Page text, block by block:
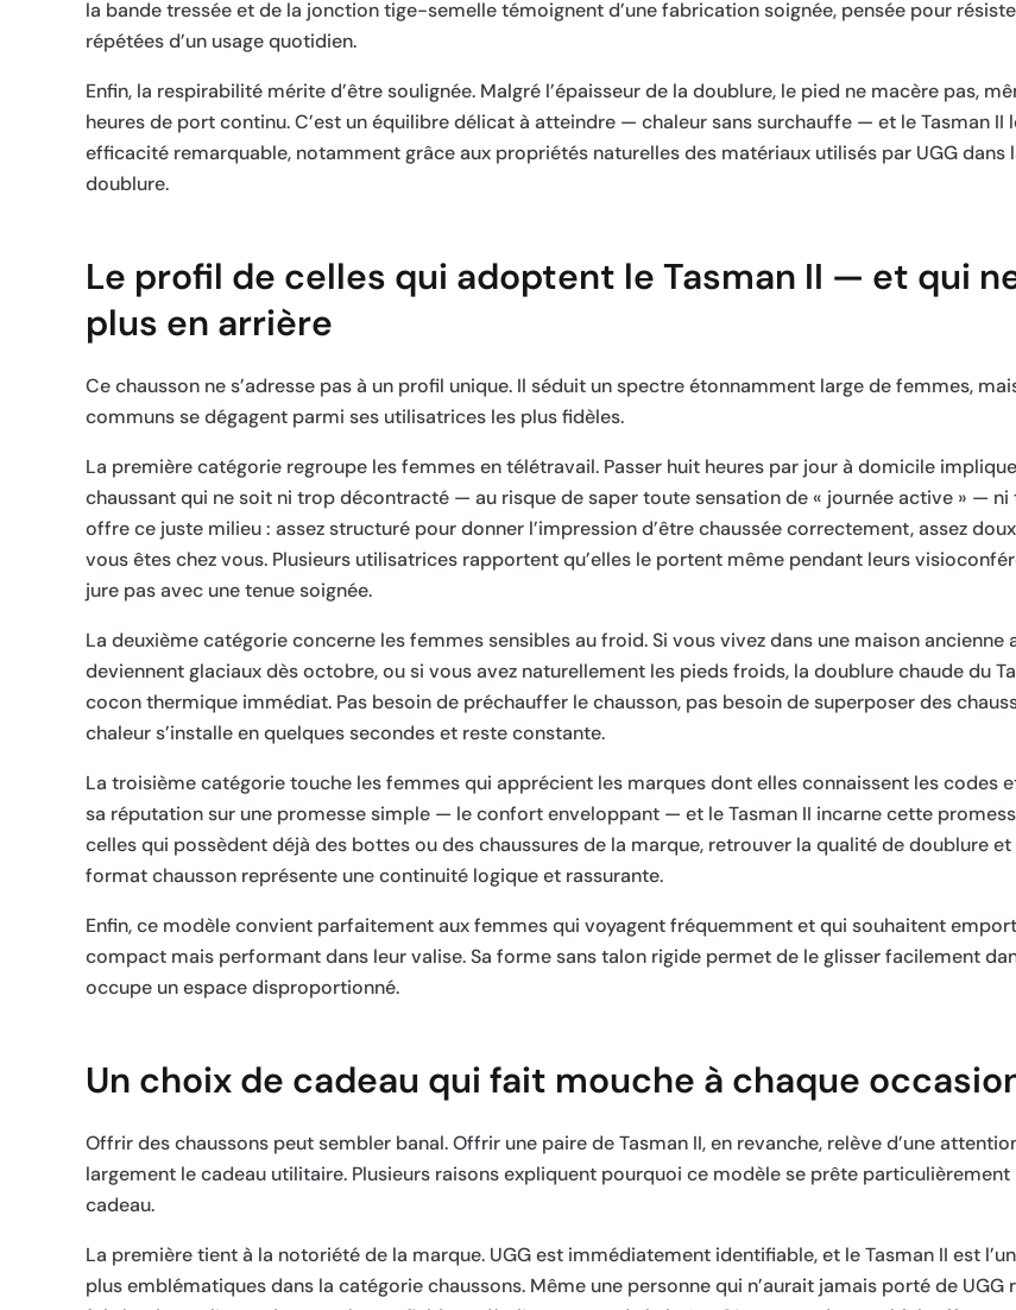
la bande tressée et de la jonction tige-semelle témoignent d’une fabrication soignée, pensée pour
répétées d’un usage quotidien.
Enfin, la respirabilité mérite d’être soulignée. Malgré l’épaisseur de la doublure, le pied ne macère pas,
heures de port continu. C’est un équilibre délicat à atteindre — chaleur sans surchauffe — et le Tasman II
efficacité remarquable, notamment grâce aux propriétés naturelles des matériaux utilisés par UGG dans
doublure.
Le profil de celles qui adoptent le Tasman II — et qui
plus en arrière
Ce chausson ne s’adresse pas à un profil unique. Il séduit un spectre étonnamment large de femmes,
communs se dégagent parmi ses utilisatrices les plus fidèles.
La première catégorie regroupe les femmes en télétravail. Passer huit heures par jour à domicile
chaussant qui ne soit ni trop décontracté — au risque de saper toute sensation de « journée active » — ni
offre ce juste milieu : assez structuré pour donner l’impression d’être chaussée correctement, assez
vous êtes chez vous. Plusieurs utilisatrices rapportent qu’elles le portent même pendant leurs
jure pas avec une tenue soignée.
La deuxième catégorie concerne les femmes sensibles au froid. Si vous vivez dans une maison ancienne
deviennent glaciaux dès octobre, ou si vous avez naturellement les pieds froids, la doublure chaude du
cocon thermique immédiat. Pas besoin de préchauffer le chausson, pas besoin de superposer des
chaleur s’installe en quelques secondes et reste constante.
La troisième catégorie touche les femmes qui apprécient les marques dont elles connaissent les codes
sa réputation sur une promesse simple — le confort enveloppant — et le Tasman II incarne cette
celles qui possèdent déjà des bottes ou des chaussures de la marque, retrouver la qualité de doublure
format chausson représente une continuité logique et rassurante.
Enfin, ce modèle convient parfaitement aux femmes qui voyagent fréquemment et qui souhaitent
compact mais performant dans leur valise. Sa forme sans talon rigide permet de le glisser facilement
occupe un espace disproportionné.
Un choix de cadeau qui fait mouche à chaque
Offrir des chaussons peut sembler banal. Offrir une paire de Tasman II, en revanche, relève d’une
largement le cadeau utilitaire. Plusieurs raisons expliquent pourquoi ce modèle se prête particulièrement
cadeau.
La première tient à la notoriété de la marque. UGG est immédiatement identifiable, et le Tasman II est
plus emblématiques dans la catégorie chaussons. Même une personne qui n’aurait jamais porté de